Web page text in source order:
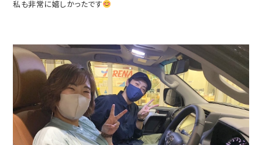
私も非常に嬉しかったです